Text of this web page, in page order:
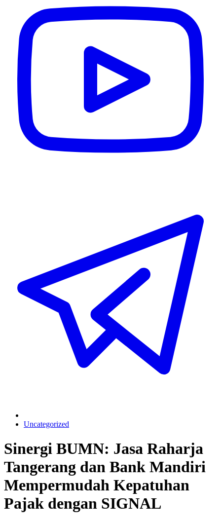
Uncategorized
Sinergi BUMN: Jasa Raharja
Tangerang dan Bank Mandiri
Mempermudah Kepatuhan
Pajak dengan SIGNAL